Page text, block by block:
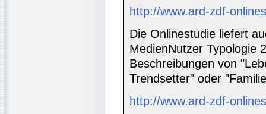
http://www.ard-zdf-
Die Onlinestudie liefert
MedienNutzer Typologie
Beschreibungen von
Trendsetter" oder
http://www.ard-zdf-